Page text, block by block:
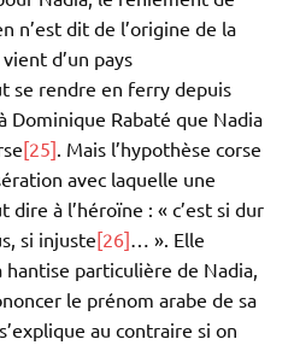
n’est dit de l’origine de la
d’un pays
se rendre en ferry depuis
Dominique Rabaté que Nadia
[25] . Mais l’hypothèse corse
avec laquelle une
à l’héroïne : « c’est si dur
si injuste[26] … ». Elle
hantise particulière de Nadia,
le prénom arabe de sa
au contraire si on